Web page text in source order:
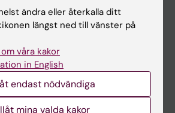
KI
utbildning
Innovation
ändra eller återkalla ditt
längst ned till vänster på
våra kakor
in English
endast nödvändiga
mina valda kakor